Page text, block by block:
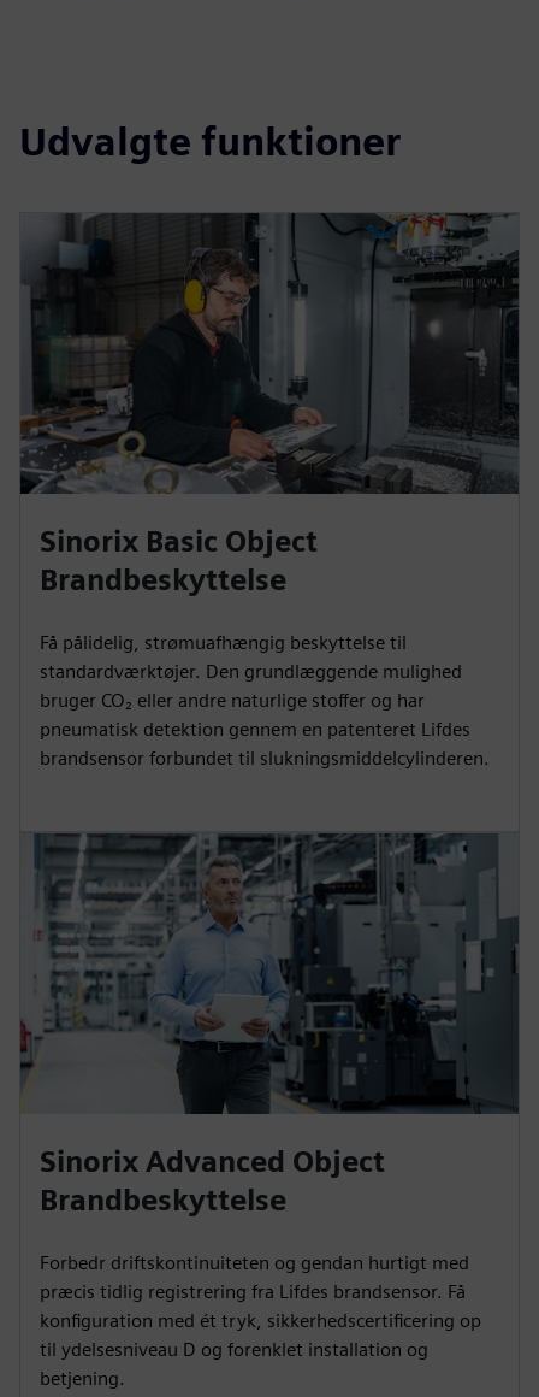
Udvalgte funktioner
Sinorix Basic Object
Brandbeskyttelse
Få pålidelig, strømuafhængig beskyttelse til
standardværktøjer. Den grundlæggende mulighed
bruger CO₂ eller andre naturlige stoffer og har
pneumatisk detektion gennem en patenteret Lifdes
brandsensor forbundet til slukningsmiddelcylinderen.
Sinorix Advanced Object
Brandbeskyttelse
Forbedr driftskontinuiteten og gendan hurtigt med
præcis tidlig registrering fra Lifdes brandsensor. Få
konfiguration med ét tryk, sikkerhedscertificering op
til ydelsesniveau D og forenklet installation og
betjening.